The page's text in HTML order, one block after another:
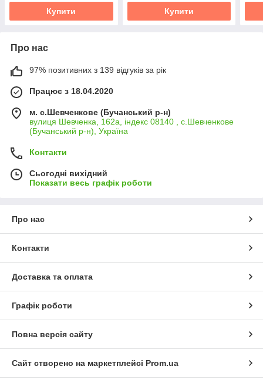
Купити Купити
Про нас
97% позитивних з 139 відгуків за рік
Працює з 18.04.2020
м. с.Шевченкове (Бучанський р-н)
вулиця Шевченка, 162а, індекс 08140 , с.Шевченкове
(Бучанський р-н), Україна
Контакти
Сьогодні вихідний
Показати весь графік роботи
Про нас
Контакти
Доставка та оплата
Графік роботи
Повна версія сайту
Сайт створено на маркетплейсі Prom.ua